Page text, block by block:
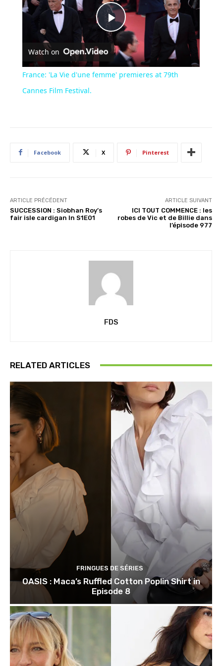
Play
Video
Watch on
France: 'La Vie d'une femme' premieres at 79th
Cannes Film Festival.
Facebook X Pinterest
ARTICLE PRÉCÉDENT
SUCCESSION : Siobhan Roy’s
fair isle cardigan In S1E01
ARTICLE SUIVANT
ICI TOUT COMMENCE : les
robes de Vic et de Billie dans
l’épisode 977
FDS
RELATED ARTICLES
FRINGUES DE SÉRIES
OASIS : Maca’s Ruffled Cotton Poplin Shirt in
Episode 8